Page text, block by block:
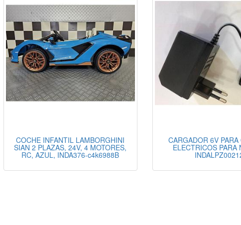
COCHE INFANTIL LAMBORGHINI
SIAN 2 PLAZAS, 24V, 4 MOTORES,
RC, AZUL, INDA376-c4k6988B
CARGADOR 6V PARA
ELECTRICOS PARA